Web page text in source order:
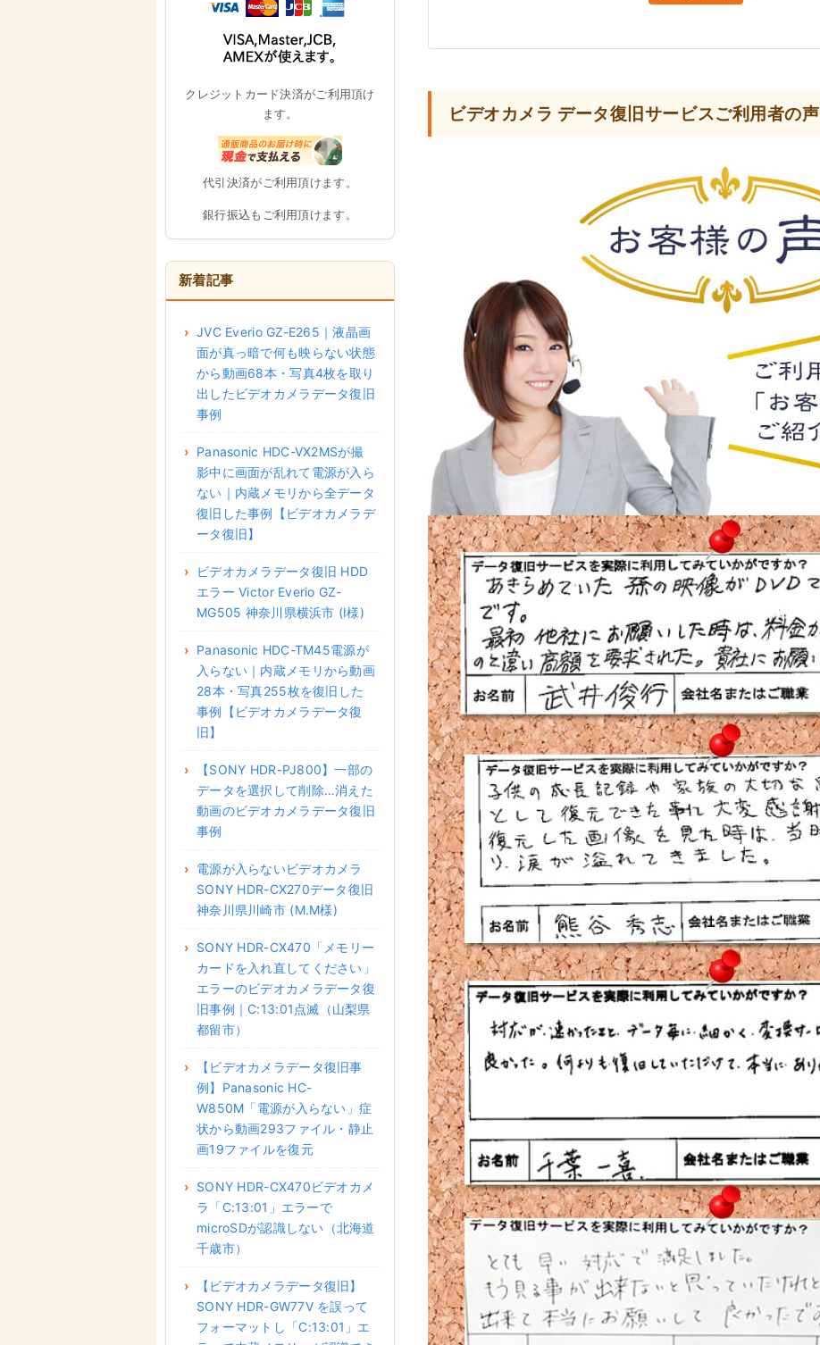
ビデオカメラ データ復旧サービスご利用者の声
クレジットカード決済がご利用頂け
ます。
代引決済がご利用頂けます。
銀行振込もご利用頂けます。
新着記事
JVC Everio GZ-E265｜液晶画
面が真っ暗で何も映らない状態
から動画68本・写真4枚を取り
出したビデオカメラデータ復旧
事例
Panasonic HDC-VX2MSが撮
影中に画面が乱れて電源が入ら
ない｜内蔵メモリから全データ
復旧した事例【ビデオカメラデ
ータ復旧】
ビデオカメラデータ復旧 HDD
エラー Victor Everio GZ-
MG505 神奈川県横浜市 (I様)
Panasonic HDC-TM45電源が
入らない｜内蔵メモリから動画
28本・写真255枚を復旧した
事例【ビデオカメラデータ復
旧】
【SONY HDR-PJ800】一部の
データを選択して削除…消えた
動画のビデオカメラデータ復旧
事例
電源が入らないビデオカメラ
SONY HDR-CX270データ復旧
神奈川県川崎市 (M.M様)
SONY HDR-CX470「メモリー
カードを入れ直してください」
エラーのビデオカメラデータ復
旧事例｜C:13:01点滅（山梨県
都留市）
【ビデオカメラデータ復旧事
例】Panasonic HC-
W850M「電源が入らない」症
状から動画293ファイル・静止
画19ファイルを復元
SONY HDR-CX470ビデオカメ
ラ「C:13:01」エラーで
microSDが認識しない（北海道
千歳市）
【ビデオカメラデータ復旧】
SONY HDR-GW77V を誤って
フォーマットし「C:13:01」エ